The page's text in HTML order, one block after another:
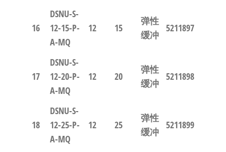
16
DSNU-S-
12-15-P-
A-MQ
12 15
弹性
缓冲
5211897
17
DSNU-S-
12-20-P-
A-MQ
12 20
弹性
缓冲
5211898
18
DSNU-S-
12-25-P-
A-MQ
12 25
弹性
缓冲
5211899